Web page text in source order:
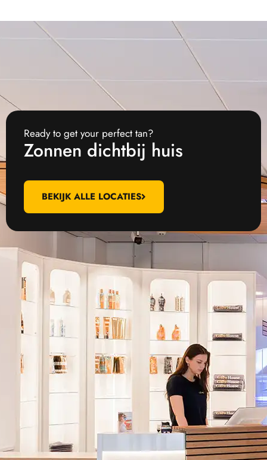
Ready to get your perfect tan?
Zonnen dichtbij huis
BEKIJK ALLE LOCATIES